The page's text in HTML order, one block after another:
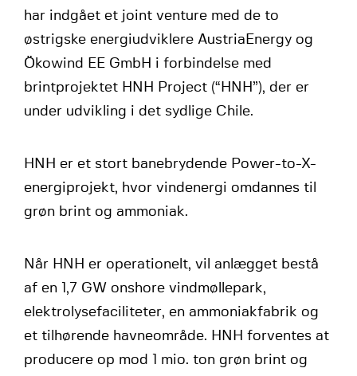
har indgået et joint venture med de to
østrigske energiudviklere AustriaEnergy og
Ökowind EE GmbH i forbindelse med
brintprojektet HNH Project (“HNH”), der er
under udvikling i det sydlige Chile.
HNH er et stort banebrydende Power-to-X-
energiprojekt, hvor vindenergi omdannes til
grøn brint og ammoniak.
Når HNH er operationelt, vil anlægget bestå
af en 1,7 GW onshore vindmøllepark,
elektrolysefaciliteter, en ammoniakfabrik og
et tilhørende havneområde. HNH forventes at
producere op mod 1 mio. ton grøn brint og